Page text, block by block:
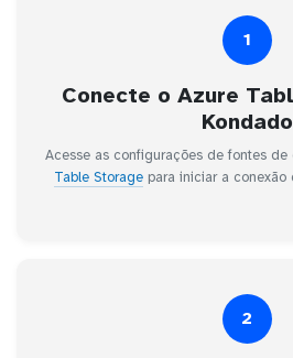
1
Conecte o Azure
Kondado
Acesse as configurações de fontes
Table Storage para iniciar a conexão
2